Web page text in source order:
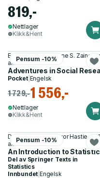
819,-
Nettlager
Klikk&Hent
Pensum -10%
Earl R. Babbie, Jeanne S. Zaino
annen
Adventures in Social
Pocket| Engelsk
1 729,-1 556,-
Nettlager
Klikk&Hent
Pensum -10%
Daniela Witten, Trevor Hastie og
andre
An Introduction to
Del av Springer Texts in
Statistics
Innbundet |Engelsk